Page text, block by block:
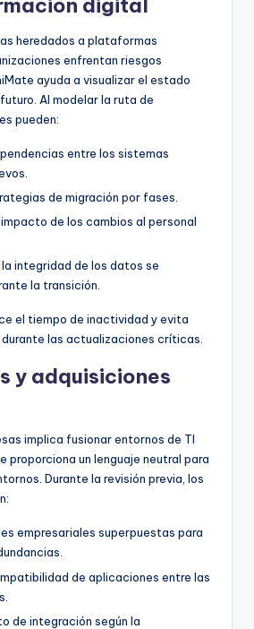
digital
heredados a plataformas
enfrentan riesgos
ayuda a visualizar el estado
Al modelar la ruta de
pueden:
entre los sistemas
de migración por fases.
de los cambios al personal
integridad de los datos se
la transición.
el tiempo de inactividad y evita
las actualizaciones críticas.
y adquisiciones
implica fusionar entornos de TI
proporciona un lenguaje neutral para
Durante la revisión previa, los
empresariales superpuestas para
de aplicaciones entre las
de integración según la